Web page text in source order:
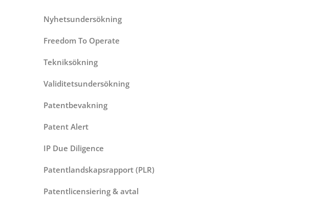
Nyhetsundersökning
Freedom To Operate
Tekniksökning
Validitetsundersökning
Patentbevakning
Patent Alert
IP Due Diligence
Patentlandskapsrapport (PLR)
Patentlicensiering & avtal